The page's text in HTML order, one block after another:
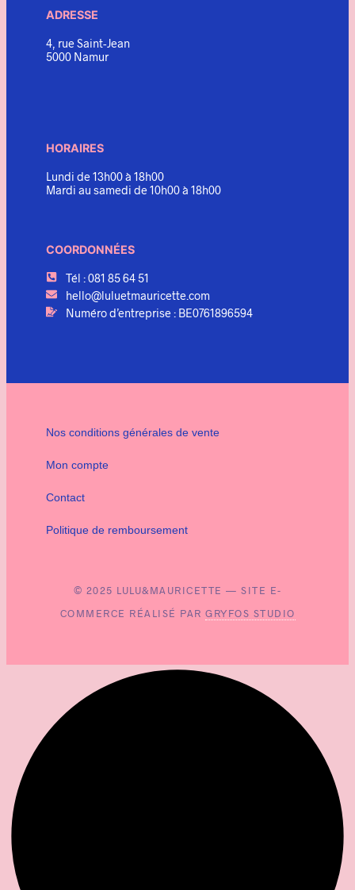
ADRESSE
4, rue Saint-Jean
5000 Namur
HORAIRES
Lundi de 13h00 à 18h00
Mardi au samedi de 10h00 à 18h00
COORDONNÉES
Tél : 081 85 64 51
hello@luluetmauricette.com
Numéro d’entreprise : BE0761896594
Nos conditions générales de vente
Mon compte
Contact
Politique de remboursement
© 2025 LULU&MAURICETTE — SITE E-
COMMERCE RÉALISÉ PAR GRYFOS STUDIO